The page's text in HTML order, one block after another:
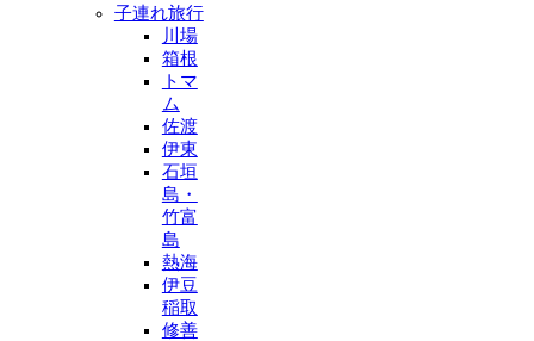
子連れ旅行
川場
箱根
トマ
ム
佐渡
伊東
石垣
島・
竹富
島
熱海
伊豆
稲取
修善